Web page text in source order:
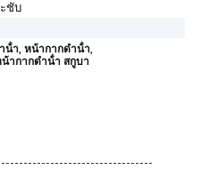
ชับ
น้ํา,หน้ากากดําน้ํา,
น้ากากดําน้ํา สกูบา